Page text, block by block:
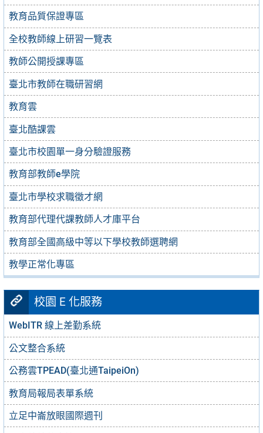
教育品質保證專區
全校教師線上研習一覽表
教師公開授課專區
臺北市教師在職研習網
教育雲
臺北酷課雲
臺北市校園單一身分驗證服務
教育部教師e學院
臺北市學校求職徵才網
教育部代理代課教師人才庫平台
教育部全國高級中等以下學校教師選聘網
教學正常化專區
校園 E 化服務
WebITR 線上差勤系統
公文整合系統
公務雲TPEAD(臺北通TaipeiOn)
教育局報局表單系統
立足中崙放眼國際週刊